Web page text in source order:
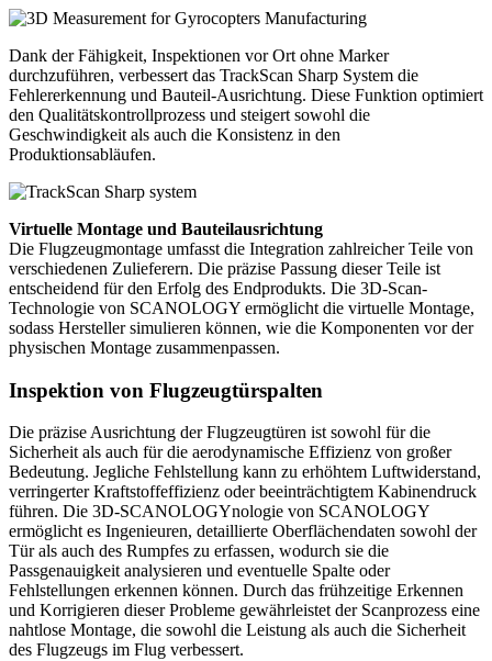
Dank der Fähigkeit, Inspektionen vor Ort ohne Marker
durchzuführen, verbessert das TrackScan Sharp System die
Fehlererkennung und Bauteil-Ausrichtung. Diese Funktion optimiert
den Qualitätskontrollprozess und steigert sowohl die
Geschwindigkeit als auch die Konsistenz in den
Produktionsabläufen.
Virtuelle Montage und Bauteilausrichtung
Die Flugzeugmontage umfasst die Integration zahlreicher Teile von
verschiedenen Zulieferern. Die präzise Passung dieser Teile ist
entscheidend für den Erfolg des Endprodukts. Die 3D-Scan-
Technologie von SCANOLOGY ermöglicht die virtuelle Montage,
sodass Hersteller simulieren können, wie die Komponenten vor der
physischen Montage zusammenpassen.
Inspektion von Flugzeugtürspalten
Die präzise Ausrichtung der Flugzeugtüren ist sowohl für die
Sicherheit als auch für die aerodynamische Effizienz von großer
Bedeutung. Jegliche Fehlstellung kann zu erhöhtem Luftwiderstand,
verringerter Kraftstoffeffizienz oder beeinträchtigtem Kabinendruck
führen. Die 3D-SCANOLOGYnologie von SCANOLOGY
ermöglicht es Ingenieuren, detaillierte Oberflächendaten sowohl der
Tür als auch des Rumpfes zu erfassen, wodurch sie die
Passgenauigkeit analysieren und eventuelle Spalte oder
Fehlstellungen erkennen können. Durch das frühzeitige Erkennen
und Korrigieren dieser Probleme gewährleistet der Scanprozess eine
nahtlose Montage, die sowohl die Leistung als auch die Sicherheit
des Flugzeugs im Flug verbessert.